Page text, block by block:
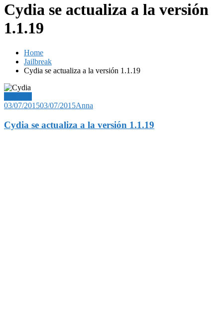
Cydia se actualiza a la versión
1.1.19
Home
Jailbreak
Cydia se actualiza a la versión 1.1.19
03/07/201503/07/2015Anna
Cydia se actualiza a la versión 1.1.19